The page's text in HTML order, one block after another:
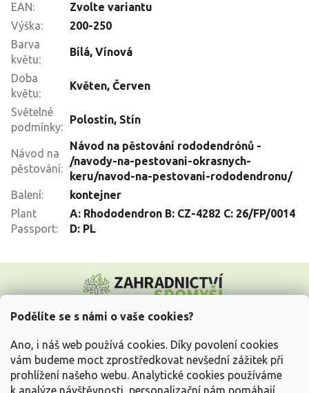
Podělíte se s námi o vaše cookies?
Ano, i náš web používá cookies. Díky povolení cookies
vám budeme moct zprostředkovat nevšední zážitek při
prohlížení našeho webu. Analytické cookies používáme
k analýze návštěvnosti, personalizační nám pomáhají
EAN:
Zvolte variantu
Výška:
200-250
Barva
květu:
Bílá, Vínová
Doba
květu:
Květen, Červen
Světelné
podmínky:
Polostín, Stín
Návod na
pěstování:
Návod na pěstování rododendrónů -
/navody-na-pestovani-okrasnych-
keru/navod-na-pestovani-rododendronu/
Balení:
kontejner
Plant
Passport:
A: Rhododendron B: CZ-4282 C: 26/FP/0014
D: PL
p
Vše o nákupu
Informace pro Vás